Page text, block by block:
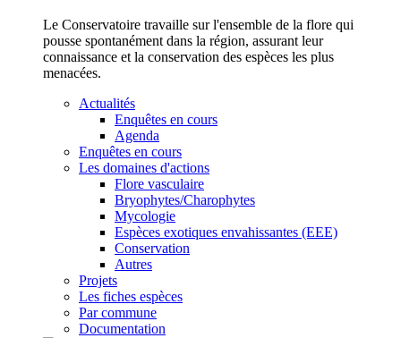
Le Conservatoire travaille sur l'ensemble de la flore qui
pousse spontanément dans la région, assurant leur
connaissance et la conservation des espèces les plus
menacées.
Actualités
Enquêtes en cours
Agenda
Enquêtes en cours
Les domaines d'actions
Flore vasculaire
Bryophytes/Charophytes
Mycologie
Espèces exotiques envahissantes (EEE)
Conservation
Autres
Projets
Les fiches espèces
Par commune
Documentation